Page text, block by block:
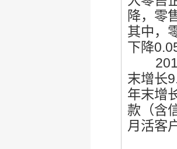
降，零
其中，
下降
末增长
年末增
款（含
月活客